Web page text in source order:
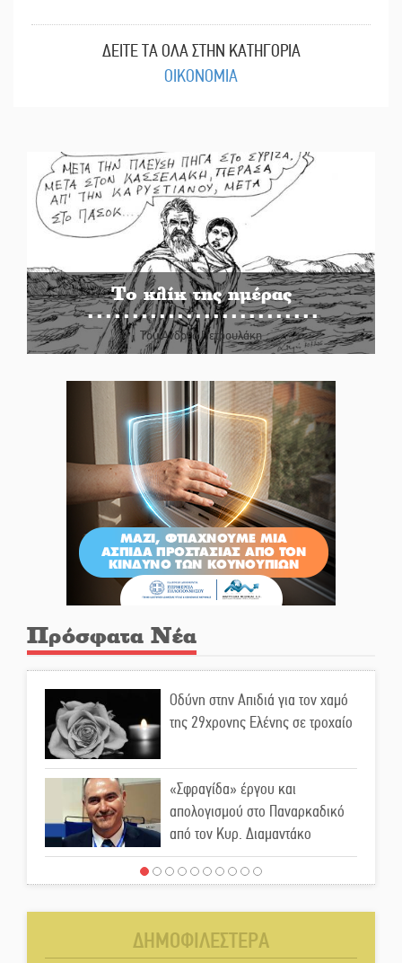
ΔΕΙΤΕ ΤΑ ΟΛΑ ΣΤΗΝ ΚΑΤΗΓΟΡΙΑ
ΟΙΚΟΝΟΜΙΑ
Το κλίκ της ημέρας
Του Ανδρέα Πετρουλάκη
Πρόσφατα Νέα
Οδύνη στην Απιδιά για τον χαμό
της 29χρονης Ελένης σε τροχαίο
«Σφραγίδα» έργου και
απολογισμού στο Παναρκαδικό
από τον Κυρ. Διαμαντάκο
Μια «χρυσή» ελαιοκομική
ΔΗΜΟΦΙΛΕΣΤΕΡΑ